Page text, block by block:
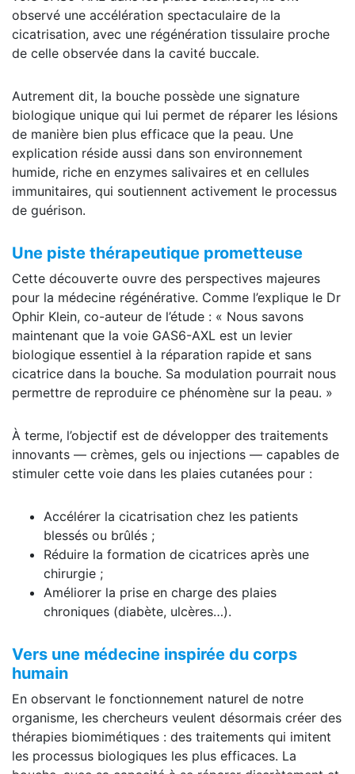
observé une accélération spectaculaire de la
cicatrisation, avec une régénération tissulaire proche
de celle observée dans la cavité buccale.
Autrement dit, la bouche possède une signature
biologique unique qui lui permet de réparer les lésions
de manière bien plus efficace que la peau. Une
explication réside aussi dans son environnement
humide, riche en enzymes salivaires et en cellules
immunitaires, qui soutiennent activement le processus
de guérison.
Une piste thérapeutique prometteuse
Cette découverte ouvre des perspectives majeures
pour la médecine régénérative. Comme l’explique le Dr
Ophir Klein, co-auteur de l’étude : « Nous savons
maintenant que la voie GAS6-AXL est un levier
biologique essentiel à la réparation rapide et sans
cicatrice dans la bouche. Sa modulation pourrait nous
permettre de reproduire ce phénomène sur la peau. »
À terme, l’objectif est de développer des traitements
innovants — crèmes, gels ou injections — capables de
stimuler cette voie dans les plaies cutanées pour :
Accélérer la cicatrisation chez les patients
blessés ou brûlés ;
Réduire la formation de cicatrices après une
chirurgie ;
Améliorer la prise en charge des plaies
chroniques (diabète, ulcères…).
Vers une médecine inspirée du corps
humain
En observant le fonctionnement naturel de notre
organisme, les chercheurs veulent désormais créer des
thérapies biomimétiques : des traitements qui imitent
les processus biologiques les plus efficaces. La